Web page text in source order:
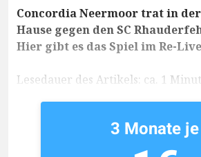
Concordia Neermoor trat in
Hause gegen den SC
Hier gibt es das Spiel im Re-
Lesedauer des Artikels: ca. 1
3 Monate je